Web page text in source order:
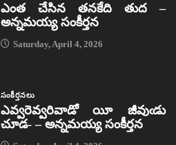
ఎంత చేసిన తనకేది తుద –
అన్నమయ్య సంకీర్తన
Saturday, April 4, 2026
సంకీర్తనలు
ఎవ్వరెవ్వరివాడో యీ జీవుఁడు
చూడ- – అన్నమయ్య సంకీర్తన